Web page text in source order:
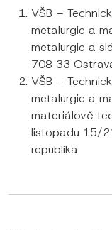
VŠB –
metalurgie a
metalurgie a
708 33
VŠB –
metalurgie a
materiálově
listopadu 15/
republika